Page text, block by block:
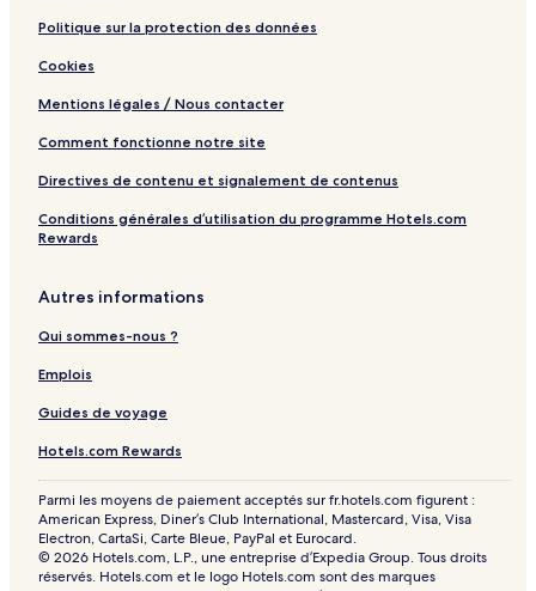
Politique sur la protection des données
Cookies
Mentions légales / Nous contacter
Comment fonctionne notre site
Directives de contenu et signalement de contenus
Conditions générales d’utilisation du programme Hotels.com
Rewards
Autres informations
Qui sommes-nous ?
Emplois
Guides de voyage
Hotels.com Rewards
Parmi les moyens de paiement acceptés sur fr.hotels.com figurent :
American Express, Diner’s Club International, Mastercard, Visa, Visa
Electron, CartaSi, Carte Bleue, PayPal et Eurocard.
© 2026 Hotels.com, L.P., une entreprise d’Expedia Group. Tous droits
réservés. Hotels.com et le logo Hotels.com sont des marques